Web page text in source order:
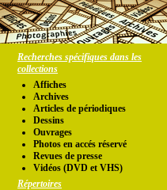
Recherches spécifiques dans les
collections
Affiches
Archives
Articles de périodiques
Dessins
Ouvrages
Photos en accés réservé
Revues de presse
Vidéos (DVD et VHS)
Répertoires